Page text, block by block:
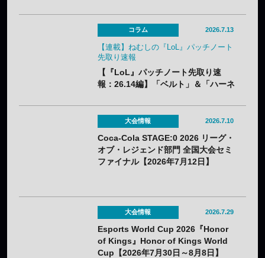
が登場
コラム 2026.7.13
【連載】ねむしの『LoL』パッチノート
先取り速報
【『LoL』パッチノート先取り速
報：26.14編】「ベルト」＆「ハーネ
後の戦術に大きな影響？
大会情報 2026.7.10
Coca-Cola STAGE:0 2026 リーグ・
オブ・レジェンド部門 全国大会セミ
ファイナル【2026年7月12日】
大会情報 2026.7.29
Esports World Cup 2026『Honor
of Kings』Honor of Kings World
Cup【2026年7月30日～8月8日】